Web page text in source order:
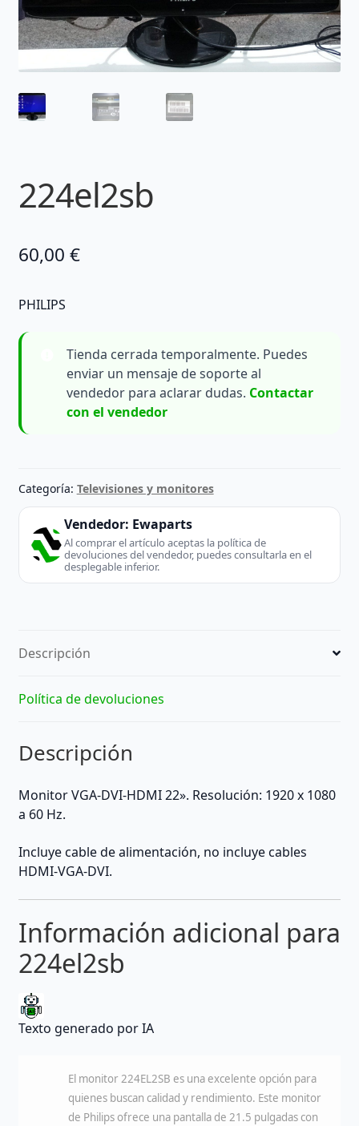
224el2sb
60,00 €
PHILIPS
Tienda cerrada temporalmente. Puedes
enviar un mensaje de soporte al
vendedor para aclarar dudas. Contactar
con el vendedor
Categoría: Televisiones y monitores
Vendedor: Ewaparts
Al comprar el artículo aceptas la política de
devoluciones del vendedor, puedes consultarla en el
desplegable inferior.
Descripción
Política de devoluciones
Descripción
Monitor VGA-DVI-HDMI 22». Resolución: 1920 x 1080
a 60 Hz.
Incluye cable de alimentación, no incluye cables
HDMI-VGA-DVI.
Información adicional para
224el2sb
Texto generado por IA
El monitor 224EL2SB es una excelente opción para
quienes buscan calidad y rendimiento. Este monitor
de Philips ofrece una pantalla de 21.5 pulgadas con